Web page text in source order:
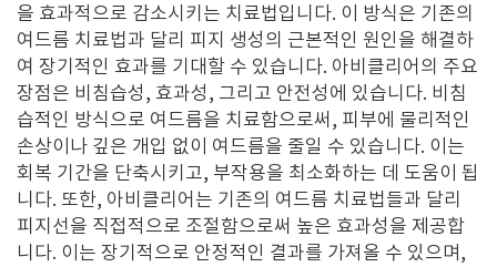
을 효과적으로 감소시키는 치료법입니다. 이 방식은 기존의
여드름 치료법과 달리 피지 생성의 근본적인 원인을 해결하
여 장기적인 효과를 기대할 수 있습니다. 아비클리어의 주요
장점은 비침습성, 효과성, 그리고 안전성에 있습니다. 비침
습적인 방식으로 여드름을 치료함으로써, 피부에 물리적인
손상이나 깊은 개입 없이 여드름을 줄일 수 있습니다. 이는
회복 기간을 단축시키고, 부작용을 최소화하는 데 도움이 됩
니다. 또한, 아비클리어는 기존의 여드름 치료법들과 달리
피지선을 직접적으로 조절함으로써 높은 효과성을 제공합
니다. 이는 장기적으로 안정적인 결과를 가져올 수 있으며,